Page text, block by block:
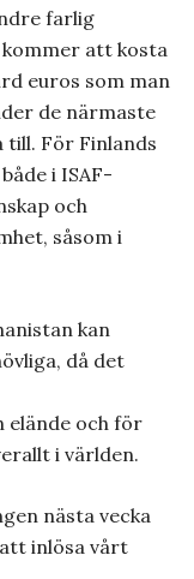
farlig
att kosta
euros som man
de närmaste
För Finlands
i ISAF-
och
såsom i
kan
då det
elände och för
i världen.
nästa vecka
inlösa vårt